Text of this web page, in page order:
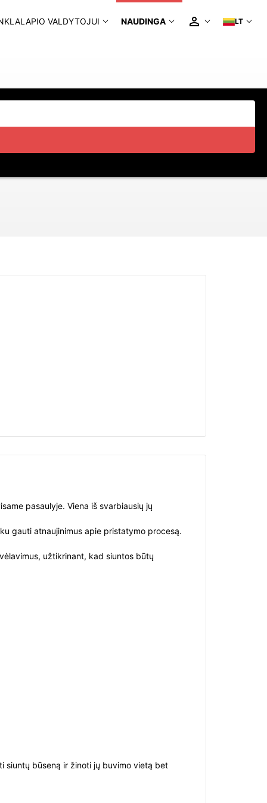
VALDYTOJUI NAUDINGA LT
pasaulyje. Viena iš svarbiausių jų
gauti atnaujinimus apie pristatymo procesą.
užtikrinant, kad siuntos būtų
siuntų būseną ir žinoti jų buvimo vietą bet